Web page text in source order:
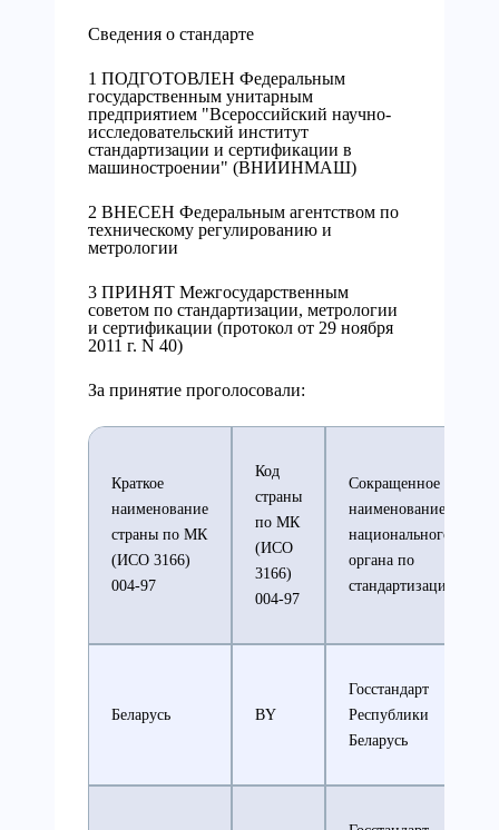
Сведения о стандарте
1 ПОДГОТОВЛЕН Федеральным
государственным унитарным
предприятием "Всероссийский научно-
исследовательский институт
стандартизации и сертификации в
машиностроении" (ВНИИНМАШ)
2 ВНЕСЕН Федеральным агентством по
техническому регулированию и
метрологии
3 ПРИНЯТ Межгосударственным
советом по стандартизации, метрологии
и сертификации (протокол от 29 ноября
2011 г. N 40)
За принятие проголосовали:
Краткое
наименование
страны по МК
(ИСО 3166)
004-97
Код
страны
по МК
(ИСО
3166)
004-97
Сокращенное
наименование
национального
органа по
стандартизации
Беларусь BY
Госстандарт
Республики
Беларусь